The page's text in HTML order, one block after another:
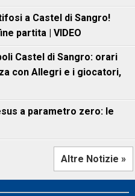
a Castel di Sangro!
partita | VIDEO
Castel di Sangro: orari
con Allegri e i giocatori,
a parametro zero: le
Altre Notizie »